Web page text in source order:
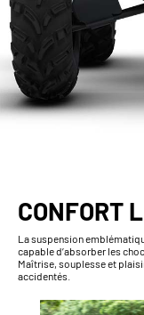
CONFORT
La suspension
capable d’absorber les
Maîtrise, souplesse et
accidentés.